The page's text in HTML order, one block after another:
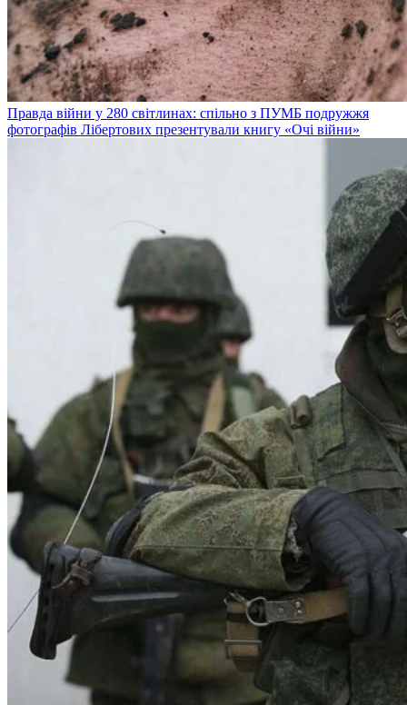
Правда війни у 280 світлинах: спільно з ПУМБ подружжя
фотографів Лібертових презентували книгу «Очі війни»